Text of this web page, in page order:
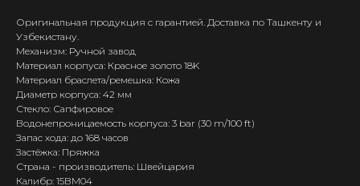
Оригинальная продукция с гарантией. Доставка по Ташкенту и
Узбекистану.
Механизм: Ручной завод
Материал корпуса: Красное золото 18K
Материал браслета/ремешка: Кожа
Диаметр корпуса: 42 мм
Стекло: Сапфировое
Водонепроницаемость корпуса: 3 bar (30 m/100 ft)
Запас хода: до 168 часов
Застёжка: Пряжка
Страна - производитель: Швейцария
Калибр: 15BM04